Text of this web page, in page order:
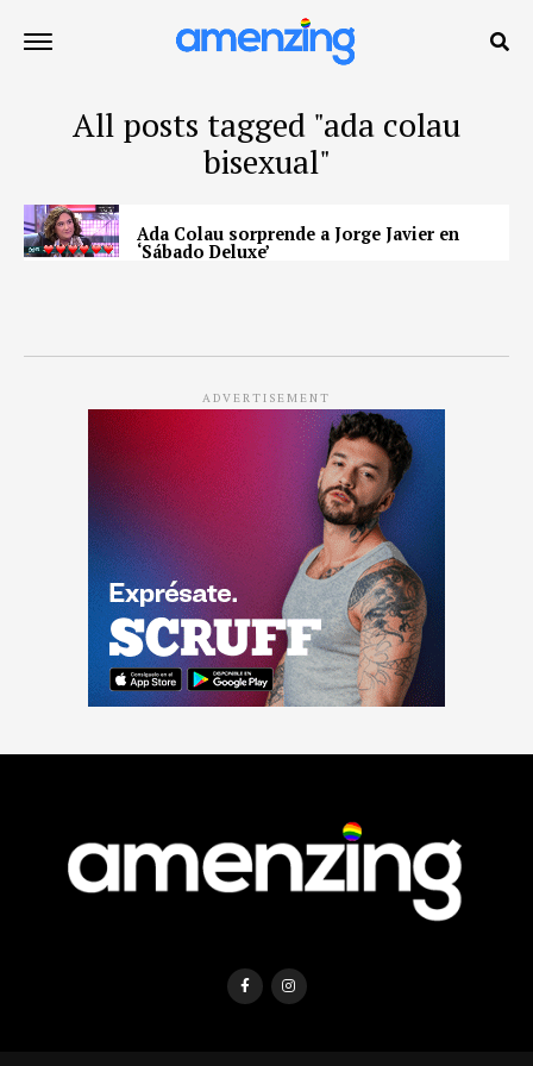
All posts tagged "ada colau
bisexual"
Ada Colau sorprende a Jorge Javier en
‘Sábado Deluxe’
ADVERTISEMENT